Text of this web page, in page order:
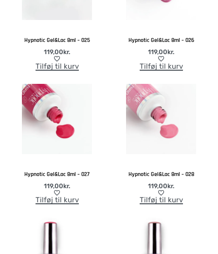
Hypnotic Gel&Lac 8ml – 025
119,00kr.
Tilføj til kurv
Hypnotic Gel&Lac 8ml – 026
119,00kr.
Tilføj til kurv
Hypnotic Gel&Lac 8ml – 027
119,00kr.
Tilføj til kurv
Hypnotic Gel&Lac 8ml – 028
119,00kr.
Tilføj til kurv